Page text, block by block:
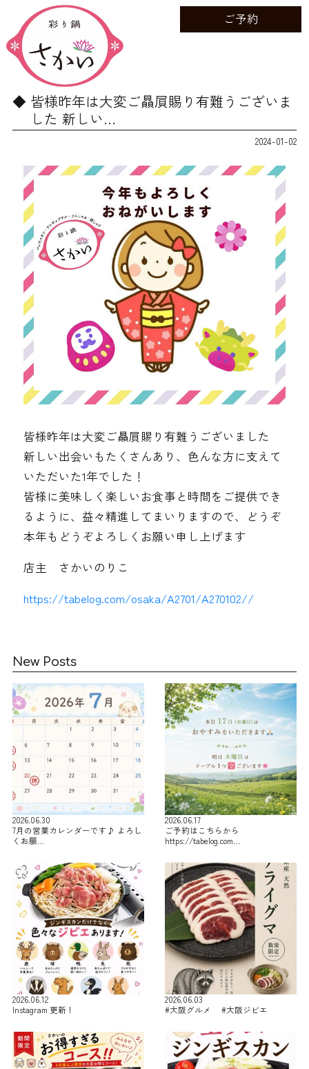
ご予約
皆様昨年は大変ご贔屓賜り有難うございま
した 新しい…
2024-01-02
皆様昨年は大変ご贔屓賜り有難うございました
新しい出会いもたくさんあり、色んな方に支えて
いただいた1年でした！
皆様に美味しく楽しいお食事と時間をご提供でき
るように、益々精進してまいりますので、どうぞ
本年もどうぞよろしくお願い申し上げます️
店主 さかいのりこ
https://tabelog.com/osaka/A2701/A270102//
New Posts
2026.06.30
7月の営業カレンダーです♪ よろし
くお願…
2026.06.17
ご予約はこちらから
https://tabelog.com…
2026.06.12
Instagram 更新！
2026.06.03
#大阪グルメ #大阪ジビエ